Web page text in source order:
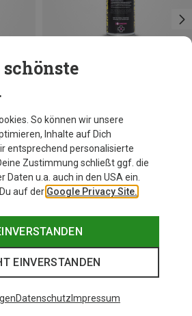
So können wir unsere
Inhalte auf Dich
entsprechend personalisierte
Zustimmung schließt ggf. die
Daten u.a. auch in den USA ein.
auf der Google Privacy Site.
EINVERSTANDEN
Datenschutz Impressum